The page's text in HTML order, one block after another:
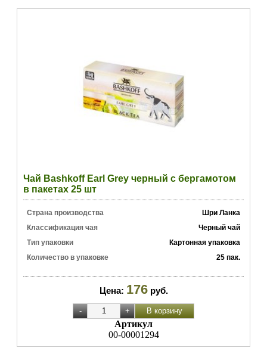
Чай Bashkoff Earl Grey черный с бергамотом
в пакетах 25 шт
Страна производства
Шри Ланка
Классификация чая
Черный чай
Тип упаковки
Картонная упаковка
Количество в упаковке
25 пак.
Цена: 176 руб.
Артикул
00-00001294